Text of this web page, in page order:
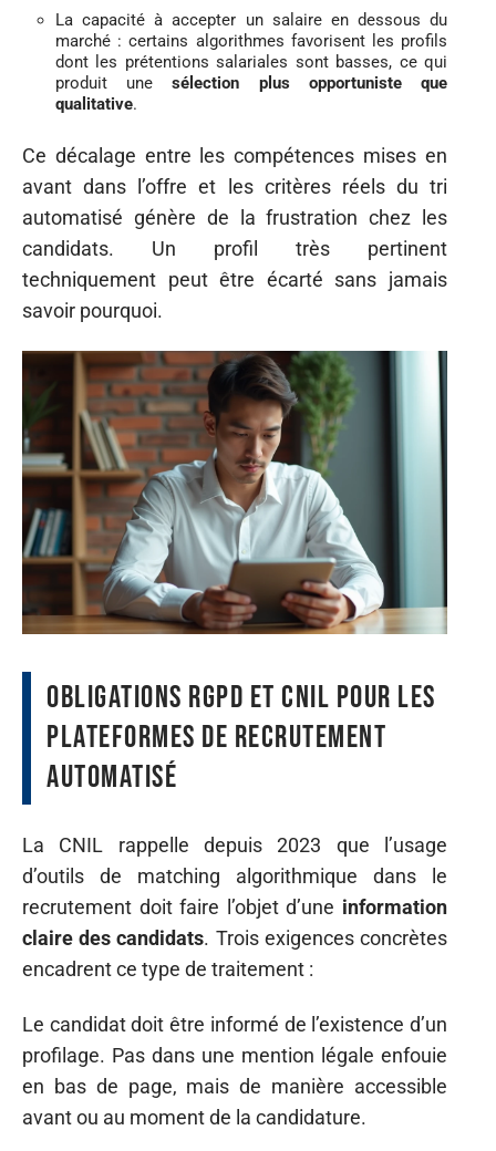
La capacité à accepter un salaire en dessous du
marché : certains algorithmes favorisent les profils
dont les prétentions salariales sont basses, ce qui
produit unesélection plus opportuniste que
qualitative.
Ce décalage entre les compétences mises en
avant dans l’offre et les critères réels du tri
automatisé génère de la frustration chez les
candidats. Un profil très pertinent
techniquement peut être écarté sans jamais
savoir pourquoi.
Obligations RGPD et CNIL pour les
plateformes de recrutement
automatisé
La CNIL rappelle depuis 2023 que l’usage
d’outils de matching algorithmique dans le
recrutement doit faire l’objet d’une information
claire des candidats. Trois exigences concrètes
encadrent ce type de traitement :
Le candidat doit être informé de l’existence d’un
profilage. Pas dans une mention légale enfouie
en bas de page, mais de manière accessible
avant ou au moment de la candidature.